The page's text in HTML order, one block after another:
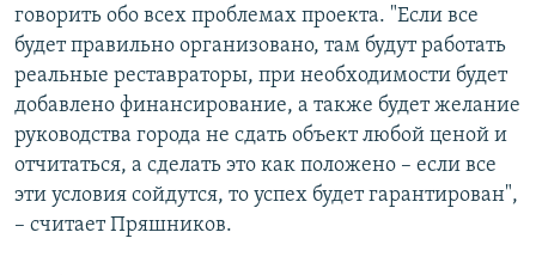
говорить обо всех проблемах проекта. "Если все
будет правильно организовано, там будут работать
реальные реставраторы, при необходимости будет
добавлено финансирование, а также будет желание
руководства города не сдать объект любой ценой и
отчитаться, а сделать это как положено – если все
эти условия сойдутся, то успех будет гарантирован",
– считает Пряшников.